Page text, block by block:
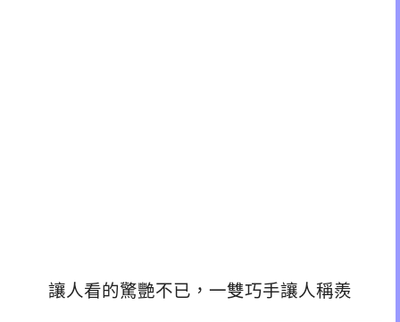
讓人看的驚艷不已，一雙巧手讓人稱羨